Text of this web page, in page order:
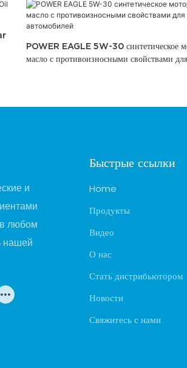
POWER EAGLE 5W-30 синтетическое
масло с противоизносными свойствами для
и
в любом
нашей
Быстрые ссылки
Home
Продукты
Видео
О нас
Стать дистрибьютором
Новости
Свяжитесь с нами